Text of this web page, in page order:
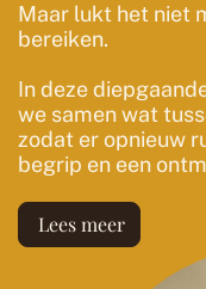
Maar lukt het niet
bereiken.
In deze
we samen wat
zodat er opnieuw
begrip en een
Lees meer